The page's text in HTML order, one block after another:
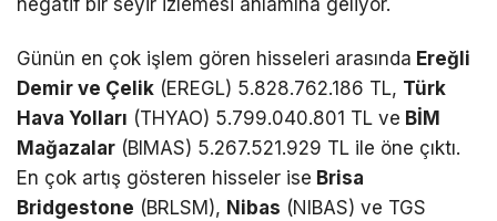
negatif bir seyir izlemesi anlamına geliyor.
Günün en çok işlem gören hisseleri arasında Ereğli
Demir ve Çelik (EREGL) 5.828.762.186 TL, Türk
Hava Yolları (THYAO) 5.799.040.801 TL ve BİM
Mağazalar (BIMAS) 5.267.521.929 TL ile öne çıktı.
En çok artış gösteren hisseler ise Brisa
Bridgestone (BRLSM), Nibas (NIBAS) ve TGS